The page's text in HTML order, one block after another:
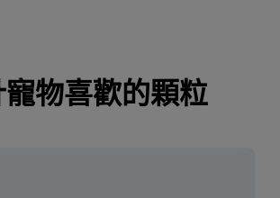
物喜歡的顆粒